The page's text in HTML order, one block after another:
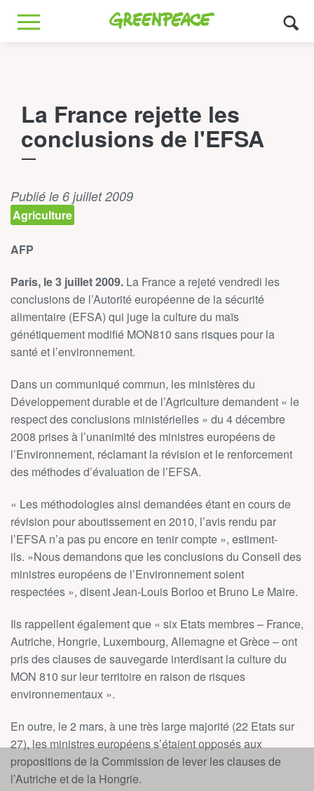
Greenpeace
MENU
La France rejette les
conclusions de l'EFSA
Publié le 6 juillet 2009
Agriculture
AFP
Paris, le 3 juillet 2009. La France a rejeté vendredi les
conclusions de l’Autorité européenne de la sécurité
alimentaire (EFSA) qui juge la culture du maïs
génétiquement modifié MON810 sans risques pour la
santé et l’environnement.
Dans un communiqué commun, les ministères du
Développement durable et de l’Agriculture demandent « le
respect des conclusions ministérielles » du 4 décembre
2008 prises à l’unanimité des ministres européens de
l’Environnement, réclamant la révision et le renforcement
des méthodes d’évaluation de l’EFSA.
« Les méthodologies ainsi demandées étant en cours de
révision pour aboutissement en 2010, l’avis rendu par
l’EFSA n’a pas pu encore en tenir compte », estiment-
ils. »Nous demandons que les conclusions du Conseil des
ministres européens de l’Environnement soient
respectées », disent Jean-Louis Borloo et Bruno Le Maire.
Ils rappellent également que « six Etats membres – France,
Autriche, Hongrie, Luxembourg, Allemagne et Grèce – ont
pris des clauses de sauvegarde interdisant la culture du
MON 810 sur leur territoire en raison de risques
environnementaux ».
En outre, le 2 mars, à une très large majorité (22 Etats sur
27), les ministres européens s’étaient opposés aux
propositions de la Commission de lever les clauses de
l’Autriche et de la Hongrie.